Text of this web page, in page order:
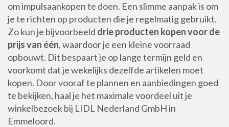
om impulsaankopen te doen. Een slimme aanpak is om
je te richten op producten die je regelmatig gebruikt.
Zo kun je bijvoorbeeld drie producten kopen voor de
prijs van één, waardoor je een kleine voorraad
opbouwt. Dit bespaart je op lange termijn geld en
voorkomt dat je wekelijks dezelfde artikelen moet
kopen. Door vooraf te plannen en aanbiedingen goed
te bekijken, haal je het maximale voordeel uit je
winkelbezoek bij LIDL Nederland GmbH in
Emmeloord.